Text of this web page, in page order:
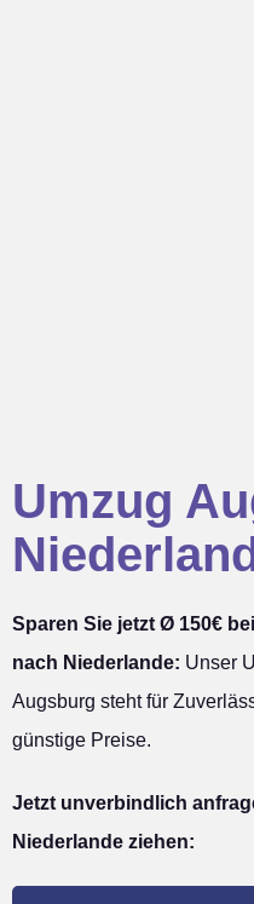
Umzug
Sparen Sie jetzt Ø 150€
nach Niederlande: Unser
Augsburg steht für
günstige Preise.
Jetzt unverbindlich
Niederlande ziehen: